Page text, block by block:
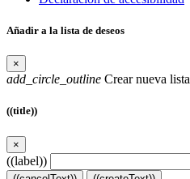
Añadir a la lista de deseos
×
add_circle_outline Crear nueva lista
((title))
×
((label))